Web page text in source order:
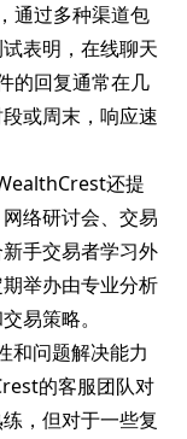
通过多种渠道包
表明，在线聊天
的回复通常在几
或周末，响应速
还提
络研讨会、交易
手交易者学习外
举办由专业分析
易策略。
和问题解决能力
的客服团队对
，但对于一些复